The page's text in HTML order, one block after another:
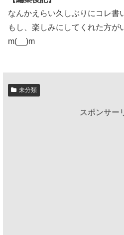
なんかえらい久しぶりにコレ書
もし、楽しみにしてくれた方が
m(__)m
未分類
スポンサー